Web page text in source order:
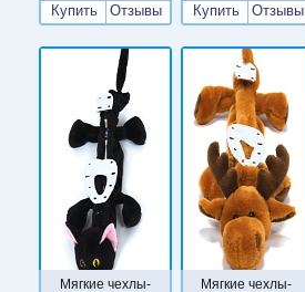
Купить
Отзывы
Купить
Отзывы
Мягкие чехлы-
Мягкие чехлы-